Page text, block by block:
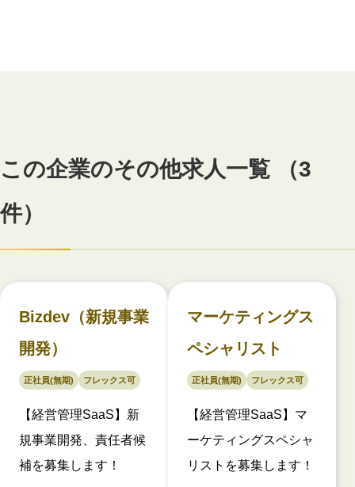
この企業のその他求人一覧 （3
件）
Bizdev（新規事業
開発）
正社員(無期) フレックス可
【経営管理SaaS】新
規事業開発、責任者候
補を募集します！
マーケティングス
ペシャリスト
正社員(無期) フレックス可
【経営管理SaaS】マ
ーケティングスペシャ
リストを募集します！